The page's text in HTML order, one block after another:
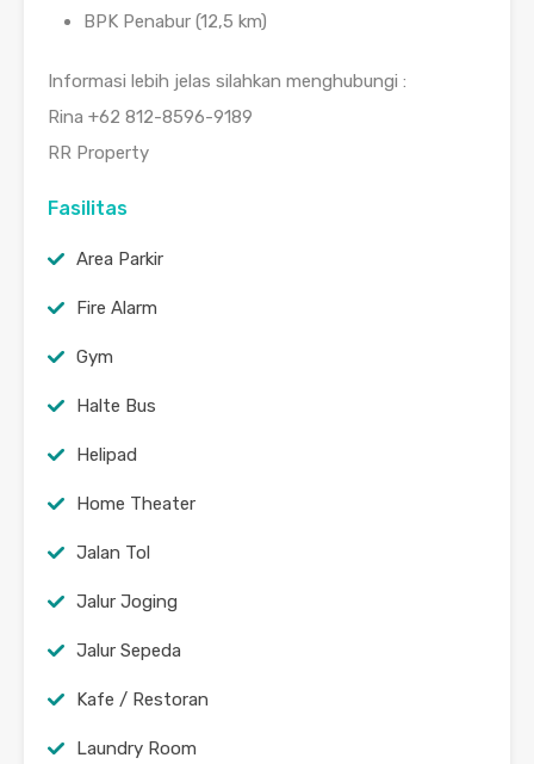
BPK Penabur (12,5 km)
Informasi lebih jelas silahkan menghubungi :
Rina +62 812-8596-9189
RR Property
Fasilitas
Area Parkir
Fire Alarm
Gym
Halte Bus
Helipad
Home Theater
Jalan Tol
Jalur Joging
Jalur Sepeda
Kafe / Restoran
Laundry Room